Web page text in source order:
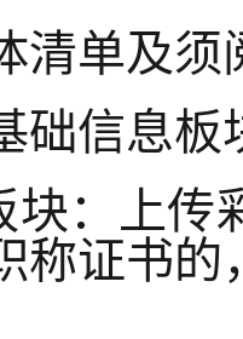
清单及
础信息板
块：上传
称证书